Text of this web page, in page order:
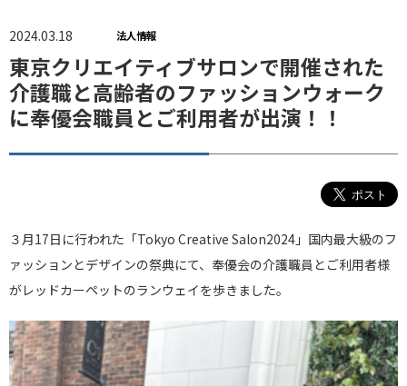
2024.03.18 法人情報
東京クリエイティブサロンで開催された
介護職と高齢者のファッションウォーク
に奉優会職員とご利用者が出演！！
３月17日に行われた「Tokyo Creative Salon2024」国内最大級のフ
ァッションとデザインの祭典にて、奉優会の介護職員とご利用者様
がレッドカーペットのランウェイを歩きました。